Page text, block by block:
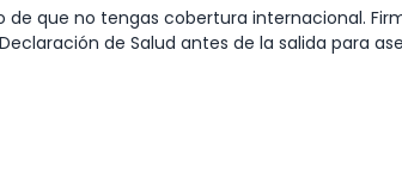
que no tengas cobertura internacional.
de Salud antes de la salida para